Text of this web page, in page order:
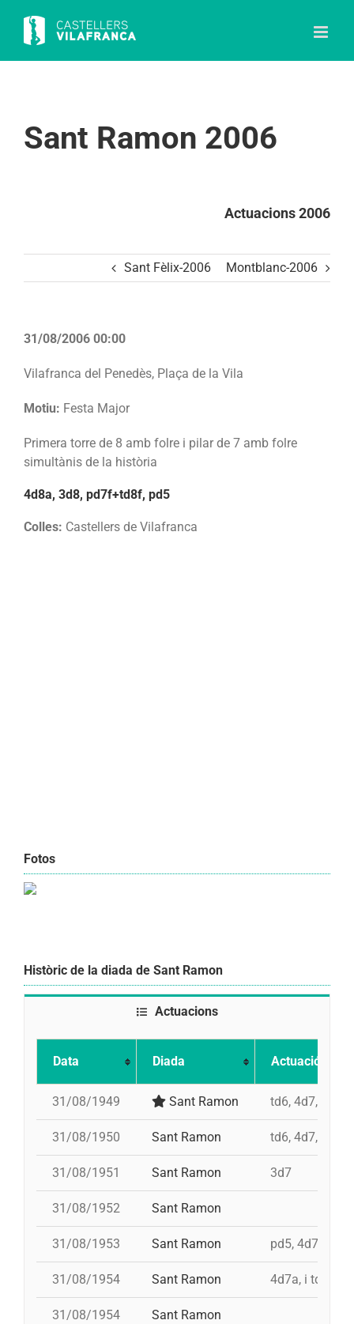
content
Sant Ramon 2006
Actuacions 2006
Sant Fèlix-2006 Montblanc-2006
31/08/2006 00:00
Vilafranca del Penedès, Plaça de la Vila
Motiu: Festa Major
Primera torre de 8 amb folre i pilar de 7 amb folre
simultànis de la història
4d8a, 3d8, pd7f+td8f, pd5
Colles: Castellers de Vilafranca
Fotos
Històric de la diada de Sant Ramon
Actuacions
Data Diada Actuació
31/08/1949 Sant Ramon td6, 4d7, 3d7,
31/08/1950 Sant Ramon td6, 4d7, 3d7,
31/08/1951 Sant Ramon 3d7
31/08/1952 Sant Ramon
31/08/1953 Sant Ramon pd5, 4d7ac, id
31/08/1954 Sant Ramon 4d7a, i td7
31/08/1954 Sant Ramon